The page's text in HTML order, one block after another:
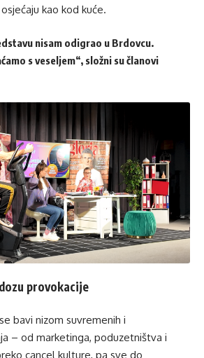
kao kod kuće.
nisam odigrao u Brdovcu.
s veseljem“, složni su članovi
provokacije
bavi nizom suvremenih i
– od marketinga, poduzetništva i
cancel kulture, pa sve do